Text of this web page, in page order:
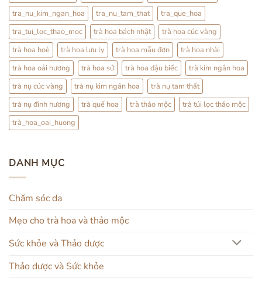
tra_nu_kim_ngan_hoa
tra_nu_tam_that
tra_que_hoa
tra_tui_loc_thao_moc
trà hoa bách nhật
trà hoa cúc vàng
trà hoa hoè
trà hoa lưu ly trà hoa mẫu đơn
trà hoa nhài
trà hoa oải hương
trà hoa sứ trà hoa đậu biếc
trà kim ngân hoa
trà nụ cúc vàng
trà nụ kim ngân hoa
trà nụ tam thất
trà nụ đinh hương
trà quế hoa trà thảo mộc
trà túi lọc thảo mộc
trà_hoa_oai_huong
DANH MỤC
Chăm sóc da
Mẹo cho trà hoa và thảo mộc
Sức khỏe và Thảo dược
Thảo dược và Sức khỏe